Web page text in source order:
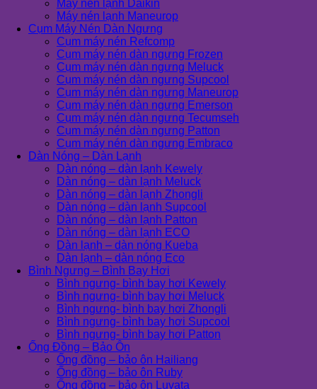
Máy nén lạnh Daikin
Máy nén lạnh Maneurop
Cụm Máy Nén Dàn Ngưng
Cụm máy nén Refcomp
Cụm máy nén dàn ngưng Frozen
Cụm máy nén dàn ngưng Meluck
Cụm máy nén dàn ngưng Supcool
Cụm máy nén dàn ngưng Maneurop
Cụm máy nén dàn ngưng Emerson
Cụm máy nén dàn ngưng Tecumseh
Cụm máy nén dàn ngưng Patton
Cụm máy nén dàn ngưng Embraco
Dàn Nóng – Dàn Lạnh
Dàn nóng – dàn lạnh Kewely
Dàn nóng – dàn lạnh Meluck
Dàn nóng – dàn lạnh Zhongli
Dàn nóng – dàn lạnh Supcool
Dàn nóng – dàn lạnh Patton
Dàn nóng – dàn lạnh ECO
Dàn lạnh – dàn nóng Kueba
Dàn lạnh – dàn nóng Eco
Bình Ngưng – Bình Bay Hơi
Bình ngưng- bình bay hơi Kewely
Bình ngưng- bình bay hơi Meluck
Bình ngưng- bình bay hơi Zhongli
Bình ngưng- bình bay hơi Supcool
Bình ngưng- bình bay hơi Patton
Ống Đồng – Bảo Ôn
Ống đồng – bảo ôn Hailiang
Ống đồng – bảo ôn Ruby
Ống đồng – bảo ôn Luvata